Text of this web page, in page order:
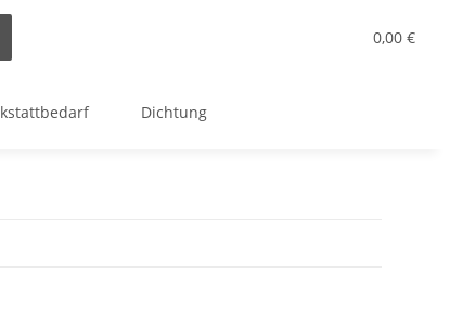
0,00 €
Dichtung